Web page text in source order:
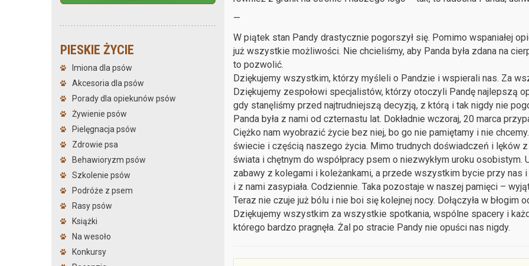
PIESKIE ŻYCIE
Imiona dla psów
Akcesoria dla psów
Porady dla opiekunów psów
Żywienie psów
Pielęgnacja psów
Zdrowie psa
Behawioryzm psów
Szkolenie psów
Podróże z psem
Rasy psów
Książki
Na wesoło
Konkursy
—
W piątek stan Pandy drastycznie pogorszył się. Pomimo wspaniałej
już wszystkie możliwości. Nie chcieliśmy, aby Panda była zdana na
to pozwolić.
Dziękujemy wszystkim, którzy myśleli o Pandzie i wspierali nas. Za
Dziękujemy zespołowi specjalistów, którzy otoczyli Pandę najlepszą
gdy stanęliśmy przed najtrudniejszą decyzją, z którą i tak nigdy nie
Panda była z nami od czternastu lat. Dokładnie wczoraj, 20 marca
Ciężko nam wyobrazić życie bez niej, bo go nie pamiętamy i nie
świecie i częścią naszego życia. Mimo trudnych doświadczeń i lęków
świata i chętnym do współpracy psem o niezwykłym uroku osobistym.
zabawy z kolegami i koleżankami, a przede wszystkim bycie przy nas
i z nami zasypiała. Codziennie. Taka pozostaje w naszej pamięci –
Teraz nie czuje już bólu i nie boi się kolejnej nocy. Dołączyła w
Dziękujemy wszystkim za wszystkie spotkania, wspólne spacery i
którego bardzo pragnęła. Żal po stracie Pandy nie opuści nas nigdy.